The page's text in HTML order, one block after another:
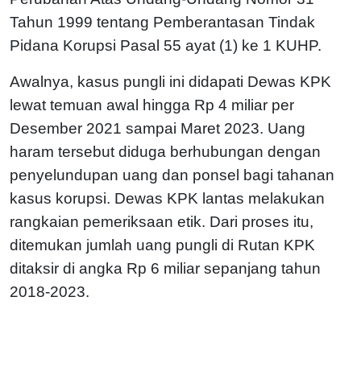
Tahun 1999 tentang Pemberantasan Tindak
Pidana Korupsi Pasal 55 ayat (1) ke 1 KUHP.
Awalnya, kasus pungli ini didapati Dewas KPK
lewat temuan awal hingga Rp 4 miliar per
Desember 2021 sampai Maret 2023. Uang
haram tersebut diduga berhubungan dengan
penyelundupan uang dan ponsel bagi tahanan
kasus korupsi. Dewas KPK lantas melakukan
rangkaian pemeriksaan etik. Dari proses itu,
ditemukan jumlah uang pungli di Rutan KPK
ditaksir di angka Rp 6 miliar sepanjang tahun
2018-2023.